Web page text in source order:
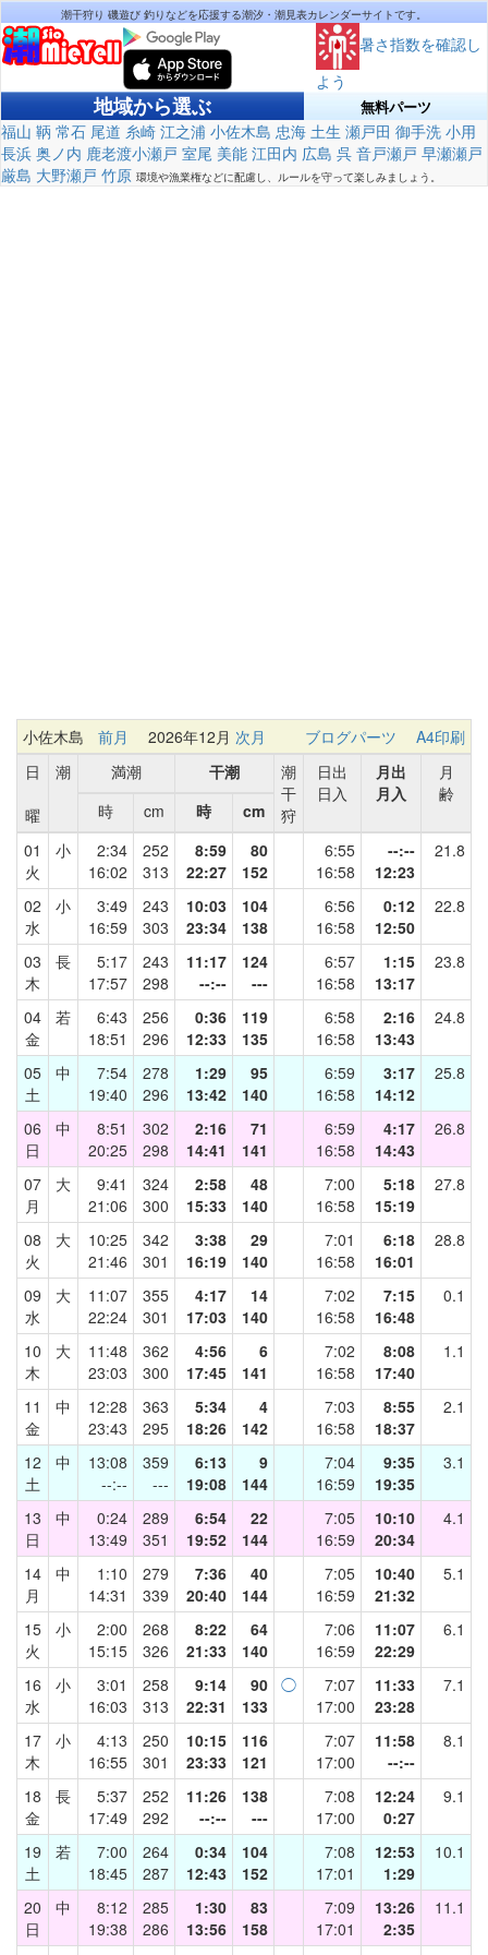
潮干狩り 磯遊び 釣りなどを応援する潮汐・潮見表カレンダーサイトです。
暑さ指数を確認し
よう
地域から選ぶ 無料パーツ
福山 鞆 常石 尾道 糸崎 江之浦 小佐木島 忠海 土生 瀬戸田 御手洗 小用
長浜 奥ノ内 鹿老渡小瀬戸 室尾 美能 江田内 広島 呉 音戸瀬戸 早瀬瀬戸
厳島 大野瀬戸 竹原 環境や漁業権などに配慮し、ルールを守って楽しみましょう。
小佐木島 前月 2026年12月 次月 ブログパーツ
A4印刷
日
曜
潮 満潮 干潮
潮
干
狩
日出
日入
月出
月入
月
齢
時
cm 時
cm
01
火
小
2:34
16:02
252
313
8:59
22:27
80
152
6:55
16:58
--:--
12:23
21.8
02
水
小
3:49
16:59
243
303
10:03
23:34
104
138
6:56
16:58
0:12
12:50
22.8
03
木
長
5:17
17:57
243
298
11:17
--:--
124
---
6:57
16:58
1:15
13:17
23.8
04
金
若
6:43
18:51
256
296
0:36
12:33
119
135
6:58
16:58
2:16
13:43
24.8
05
土
中
7:54
19:40
278
296
1:29
13:42
95
140
6:59
16:58
3:17
14:12
25.8
06
日
中
8:51
20:25
302
298
2:16
14:41
71
141
6:59
16:58
4:17
14:43
26.8
07
月
大
9:41
21:06
324
300
2:58
15:33
48
140
7:00
16:58
5:18
15:19
27.8
08
火
大
10:25
21:46
342
301
3:38
16:19
29
140
7:01
16:58
6:18
16:01
28.8
09
水
大
11:07
22:24
355
301
4:17
17:03
14
140
7:02
16:58
7:15
16:48
0.1
10
木
大
11:48
23:03
362
300
4:56
17:45
6
141
7:02
16:58
8:08
17:40
1.1
11
金
中
12:28
23:43
363
295
5:34
18:26
4
142
7:03
16:58
8:55
18:37
2.1
12
土
中
13:08
--:--
359
---
6:13
19:08
9
144
7:04
16:59
9:35
19:35
3.1
13
日
中
0:24
13:49
289
351
6:54
19:52
22
144
7:05
16:59
10:10
20:34
4.1
14
月
中
1:10
14:31
279
339
7:36
20:40
40
144
7:05
16:59
10:40
21:32
5.1
15
火
小
2:00
15:15
268
326
8:22
21:33
64
140
7:06
16:59
11:07
22:29
6.1
16
水
小
3:01
16:03
258
313
9:14
22:31
90
133
◯
7:07
17:00
11:33
23:28
7.1
17
木
小
4:13
16:55
250
301
10:15
23:33
116
121
7:07
17:00
11:58
--:--
8.1
18
金
長
5:37
17:49
252
292
11:26
--:--
138
---
7:08
17:00
12:24
0:27
9.1
19
土
若
7:00
18:45
264
287
0:34
12:43
104
152
7:08
17:01
12:53
1:29
10.1
20
日
中
8:12
19:38
285
286
1:30
13:56
83
158
7:09
17:01
13:26
2:35
11.1